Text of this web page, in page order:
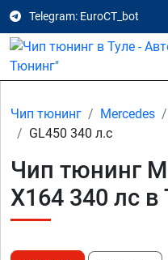
Telegram: EuroCT_bot
Чип тюнинг Mercedes
GL450 340 л.с
Чип тюнинг
X164 340 лс в